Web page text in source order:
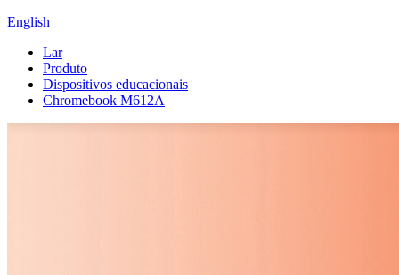
English
Lar
Produto
Dispositivos educacionais
Chromebook M612A